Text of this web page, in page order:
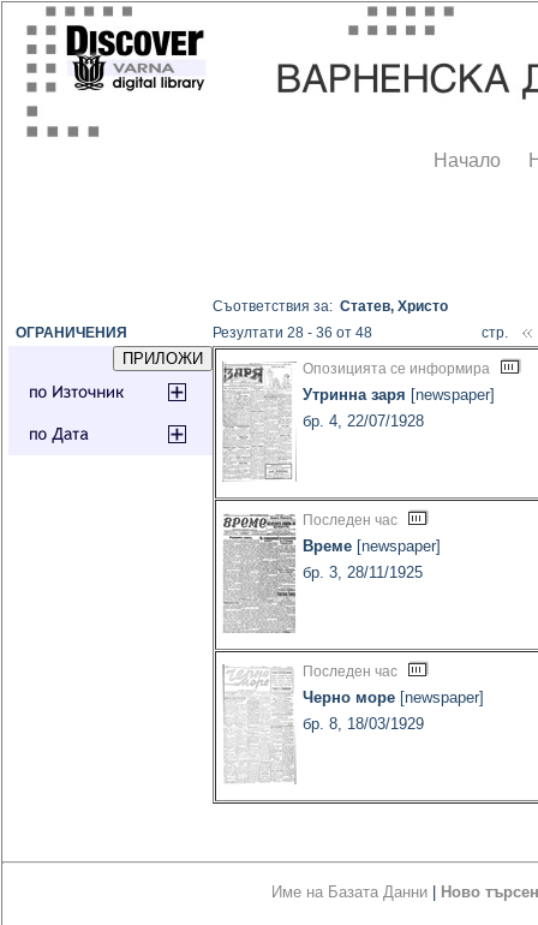
Начало
ОГРАНИЧЕНИЯ
Съответствия за:Статев, Христо
Резултати 28 - 36 от 48
стр.
Опозицията се информира
Утринна заря [newspaper]
бр. 4, 22/07/1928
Последен час
Време [newspaper]
бр. 3, 28/11/1925
Последен час
Черно море [newspaper]
бр. 8, 18/03/1929
Име на Базата Данни Ново